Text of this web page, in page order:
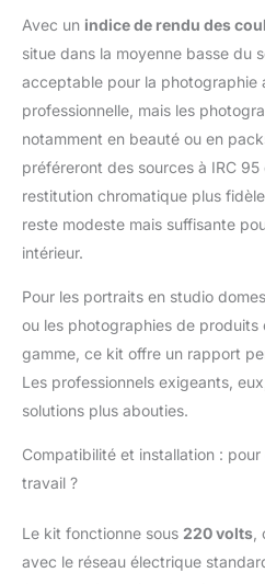
vue
and
peut
d'un
Avec un indice de rendu des
situe dans la moyenne basse du
acceptable pour la photographie
professionnelle, mais les
notamment en beauté ou en
préféreront des sources à IRC
restitution chromatique plus
reste modeste mais suffisante
intérieur.
Pour les portraits en studio
ou les photographies de produits
gamme, ce kit offre un rapport
Les professionnels exigeants,
solutions plus abouties.
Compatibilité et installation :
travail ?
Le kit fonctionne sous 220 volts
avec le réseau électrique